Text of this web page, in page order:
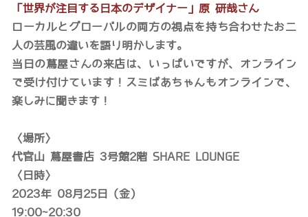
「世界が注目する日本のデザイナー」原 研哉さん
ローカルとグローバルの両方の視点を持ち合わせたお二
人の芸風の違いを語り明かします。
当日の蔦屋さんの来店は、いっぱいですが、オンライン
で受け付けています！スミばあちゃんもオンラインで、
楽しみに聞きます！
〈場所〉
代官山 蔦屋書店 3号館2階 SHARE LOUNGE
〈日時〉
2023年 08月25日（金）
19:00~20:30